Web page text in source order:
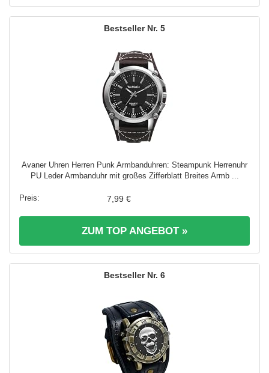
5
Avaner Uhren Herren Punk Armbanduhren: Steampunk Herrenuhr
PU Leder Armbanduhr mit großes Zifferblatt Breites Armb ...
7,99 €
ZUM TOP ANGEBOT »
6